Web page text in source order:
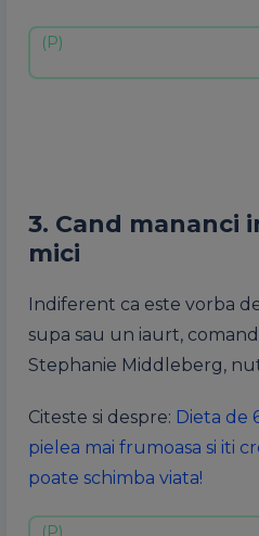
3. Cand mananci
mici
Indiferent ca este vorba
supa sau un iaurt,
Stephanie Middleberg,
Citeste si despre: Dieta de
pielea mai frumoasa si iti
poate schimba viata!